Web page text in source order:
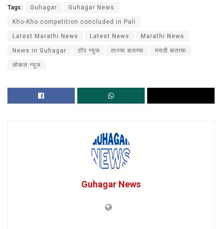
Tags: Guhagar Guhagar News
Kho-Kho competition concluded in Pali
Latest Marathi News Latest News Marathi News
News in Guhagar टॉप न्युज ताज्या बातम्या मराठी बातम्या
लोकल न्युज
Guhagar News